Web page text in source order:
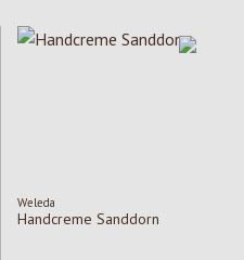
Weleda
Handcreme Sanddorn